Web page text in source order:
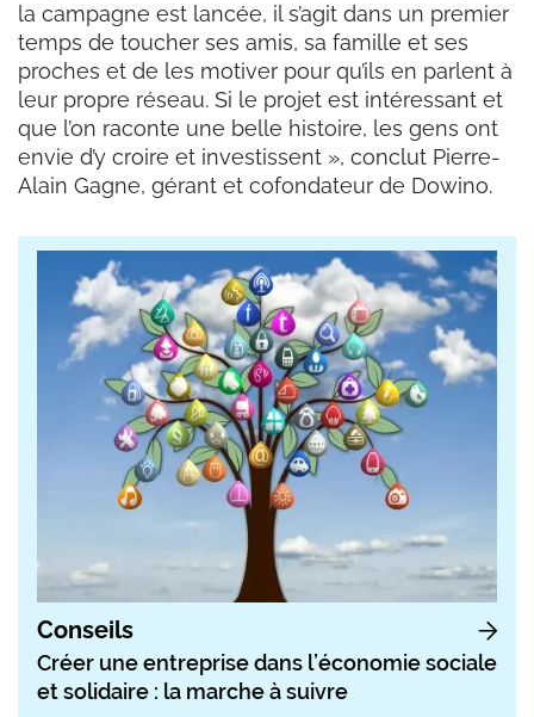
la campagne est lancée, il s’agit dans un premier
temps de toucher ses amis, sa famille et ses
proches et de les motiver pour qu’ils en parlent à
leur propre réseau. Si le projet est intéressant et
que l’on raconte une belle histoire, les gens ont
envie d’y croire et investissent », conclut Pierre-
Alain Gagne, gérant et cofondateur de Dowino.
Conseils
Créer une entreprise dans l’économie sociale
et solidaire : la marche à suivre